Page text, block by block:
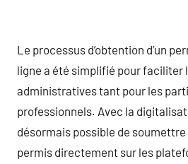
Le processus d’obtention d’un
ligne a été simplifié pour faciliter
administratives tant pour les
professionnels. Avec la
désormais possible de soumettre
permis directement sur les